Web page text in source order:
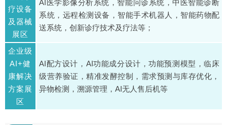
疗设备
及器械
展区
AI医学影像分析系统，智能问诊系统，中医智能诊断
系统，远程检测设备，智能手术机器人，智能药物配
送系统，创新诊疗技术及疗法等；
企业级
AI+健
康解决
方案展
区
AI配方设计，AI功能成分设计，功能预测模型，临床
级营养验证，精准发酵控制，需求预测与库存优化，
异物检测，溯源管理，AI无人售后机等